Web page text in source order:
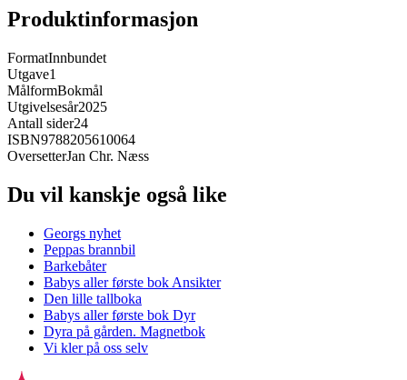
Produktinformasjon
FormatInnbundet
Utgave1
MålformBokmål
Utgivelsesår2025
Antall sider24
ISBN9788205610064
OversetterJan Chr. Næss
Du vil kanskje også like
Georgs nyhet
Peppas brannbil
Barkebåter
Babys aller første bok Ansikter
Den lille tallboka
Babys aller første bok Dyr
Dyra på gården. Magnetbok
Vi kler på oss selv